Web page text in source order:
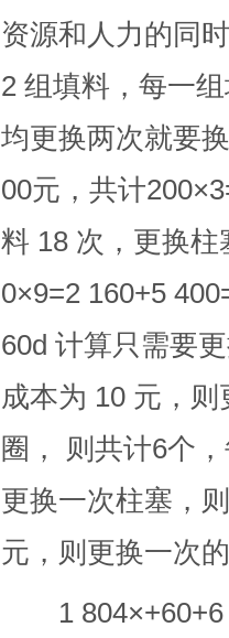
资源和人力的同
2 组填料，每一
均更换两次就要
00元，共计
料 18 次，更换
0×9=2 160+5
60d 计算只需要
成本为 10 元，
圈， 则共计6个
更换一次柱塞，
元，则更换一次
1 804×+60+6